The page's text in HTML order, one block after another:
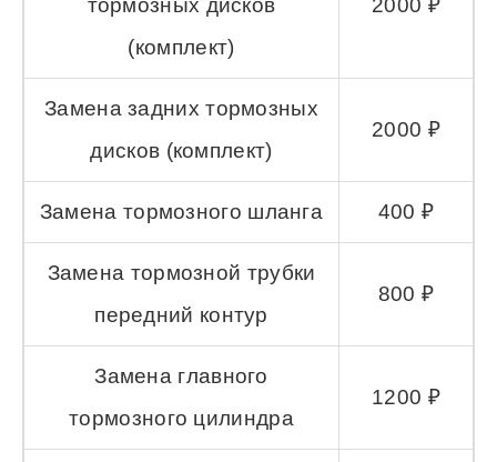
тормозных дисков
(комплект)
2000 ₽
Замена задних тормозных
дисков (комплект)
2000 ₽
Замена тормозного шланга 400 ₽
Замена тормозной трубки
передний контур
800 ₽
Замена главного
тормозного цилиндра
1200 ₽